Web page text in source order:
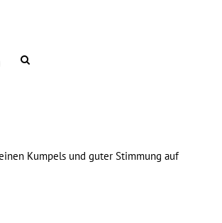
Kumpels und guter Stimmung auf